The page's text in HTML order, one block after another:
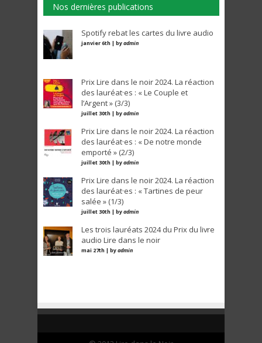
Nos dernières publications
Spotify rebat les cartes du livre audio
janvier 6th | byadmin
Prix Lire dans le noir 2024. La réaction
des lauréat·es : « Le Couple et
l’Argent » (3/3)
juillet 30th | byadmin
Prix Lire dans le noir 2024. La réaction
des lauréat·es : « De notre monde
emporté » (2/3)
juillet 30th | byadmin
Prix Lire dans le noir 2024. La réaction
des lauréat·es : « Tartines de peur
salée » (1/3)
juillet 30th | byadmin
Les trois lauréats 2024 du Prix du livre
audio Lire dans le noir
mai 27th | byadmin